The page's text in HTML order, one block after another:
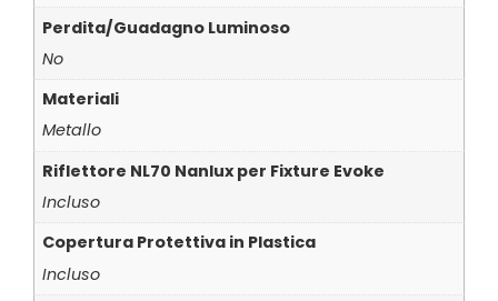
Perdita/Guadagno Luminoso
No
Materiali
Metallo
Riflettore NL70 Nanlux per Fixture Evoke
Incluso
Copertura Protettiva in Plastica
Incluso